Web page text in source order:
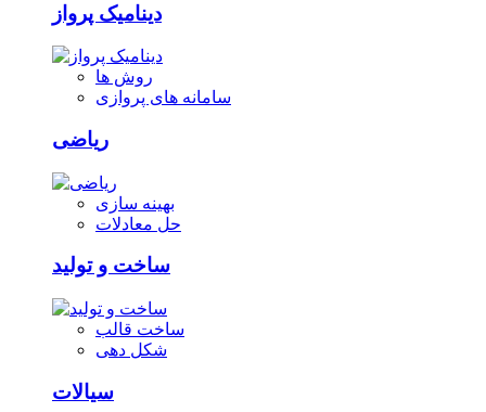
دینامیک پرواز
روش ها
سامانه های پروازی
ریاضی
بهینه سازی
حل معادلات
ساخت و تولید
ساخت قالب
شکل دهی
سیالات